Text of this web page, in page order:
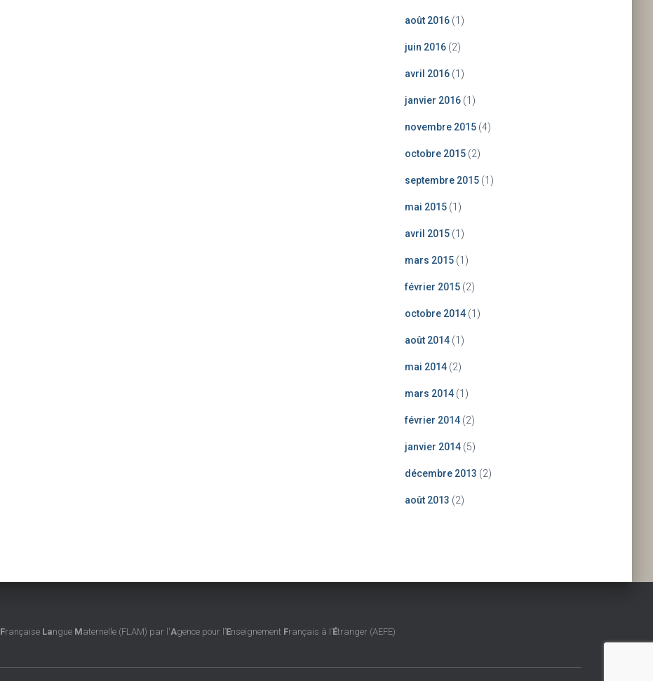
août 2016(1)
juin 2016(2)
avril 2016(1)
janvier 2016(1)
novembre 2015(4)
octobre 2015(2)
septembre 2015(1)
mai 2015(1)
avril 2015(1)
mars 2015(1)
février 2015(2)
octobre 2014(1)
août 2014(1)
mai 2014(2)
mars 2014(1)
février 2014(2)
janvier 2014(5)
décembre 2013 (2)
août 2013 (2)
Française Langue Maternelle (FLAM) par l'Agence pour l’Enseignement Français à l’Étranger (AEFE)